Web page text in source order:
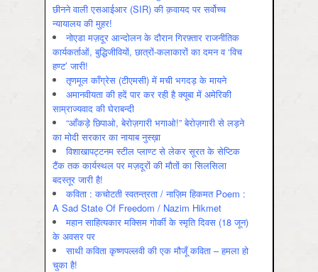
छीनने वाली एसआईआर (SIR) की क़वायद पर सर्वोच्च
न्यायालय की मुहर!
नोएडा मज़दूर आन्दोलन के दौरान गिरफ़्तार राजनीतिक
कार्यकर्ताओं, बुद्धिजीवियों, छात्रों-कलाकारों का दमन व ‘विच
हण्ट’ जारी!
तृणमूल काँग्रेस (टीएमसी) में मची भगदड़ के मायने
अमानवीयता की हदें पार कर रही है क्यूबा में अमेरिकी
साम्राज्यवाद की घेराबन्दी
“आँकड़े छिपाओ, बेरोज़गारी भगाओ!” बेरोज़गारी से लड़ने
का मोदी सरकार का नायाब नुस्ख़ा
विशाखापट्टनम स्टील प्लाण्ट से लेकर सूरत के सेप्टिक
टैंक तक कार्यस्थल पर मज़दूरों की मौतों का सिलसिला
बदस्तूर जारी है!
कविता : कचोटती स्वतन्त्रता / नाज़िम हिकमत Poem :
A Sad State Of Freedom / Nazim Hikmet
महान साहित्यकार मक्सिम गोर्की के स्मृति दिवस (18 जून)
के अवसर पर
साथी कविता कृष्णपल्लवी की एक मौजूँ कविता – हमला हो
चुका है!